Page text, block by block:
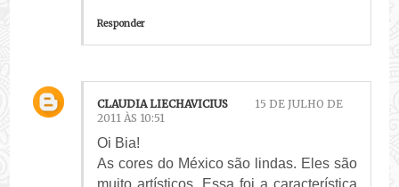
Responder
CLAUDIA LIECHAVICIUS
15 DE JULHO DE
2011 ÀS 10:51
Oi Bia!
As cores do México são lindas. Eles são
muito artísticos. Essa foi a característica